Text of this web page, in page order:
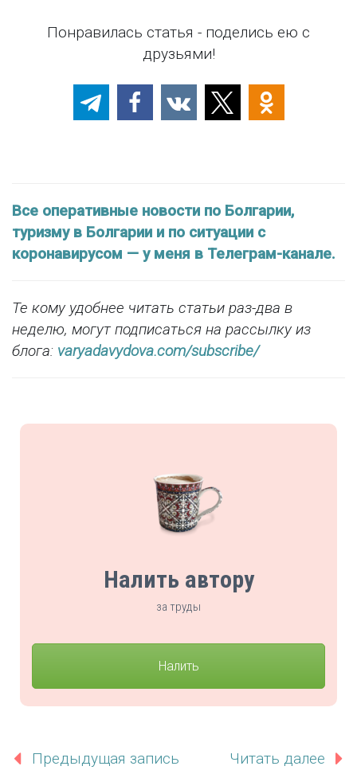
Понравилась статья - поделись ею с
друзьями!
Все оперативные новости по Болгарии,
туризму в Болгарии и по ситуации с
коронавирусом — у меня в Телеграм-канале.
Те кому удобнее читать статьи раз-два в
неделю, могут подписаться на рассылку из
блога: varyadavydova.com/subscribe/
Налить автору
за труды
Налить
Предыдущая запись Читать далее